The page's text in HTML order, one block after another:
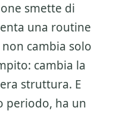
smette di
una routine
cambia solo
cambia la
struttura. E
periodo, ha un